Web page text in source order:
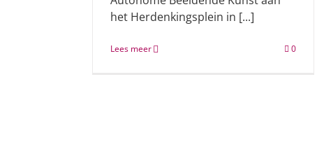
het Herdenkingsplein in [...]
Lees meer 0